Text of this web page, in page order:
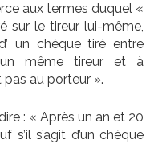
aux termes duquel «
sur le tireur lui-même,
un chèque tiré entre
un même tireur et à
au porteur ».
: « Après un an et 20
s’agit d’un chèque